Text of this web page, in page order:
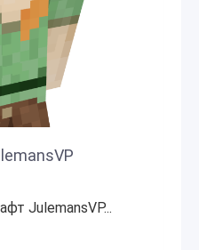
JulemansVP...